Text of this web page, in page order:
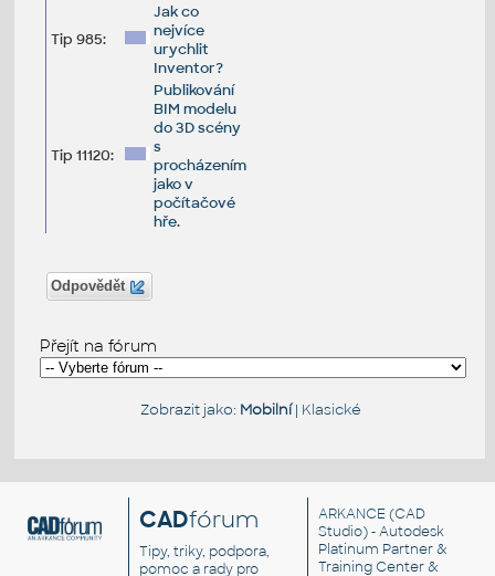
Tip 985:
Jak co
nejvíce
urychlit
Inventor?
Tip 11120:
Publikování
BIM modelu
do 3D scény
s
procházením
jako v
počítačové
hře.
Odpovědět
Přejít na fórum
Zobrazit jako: Mobilní| Klasické
CADfórum
Tipy, triky, podpora,
pomoc a rady pro
ARKANCE (CAD
Studio) - Autodesk
Platinum Partner &
Training Center &